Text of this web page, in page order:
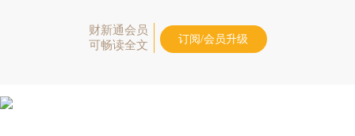
财新通会员
可畅读全文
订阅/会员升级